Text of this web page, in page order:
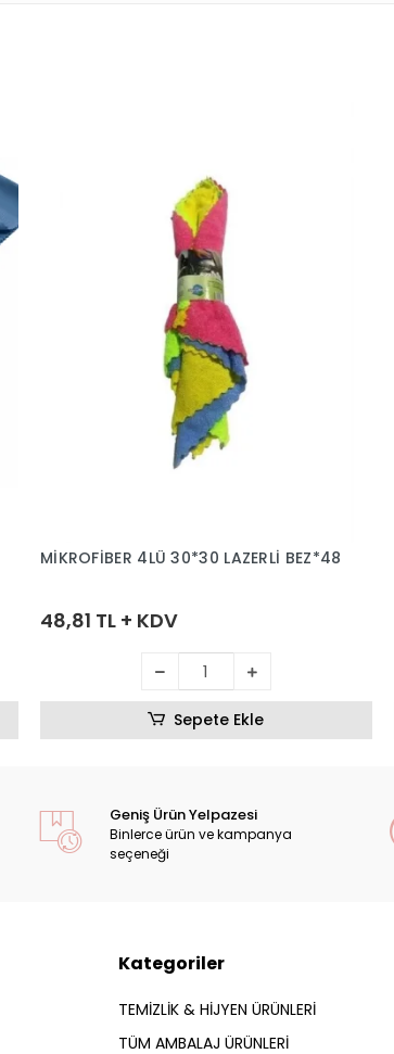
MİKROFİBER 4LÜ 30*30 LAZERLİ BEZ*48
48,81 TL + KDV
Sepete Ekle
Geniş Ürün Yelpazesi
Binlerce ürün ve kampanya
seçeneği
Kategoriler
TEMİZLİK & HİJYEN ÜRÜNLERİ
TÜM AMBALAJ ÜRÜNLERİ